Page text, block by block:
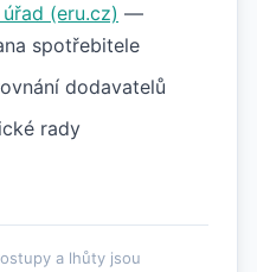
(eru.cz) —
spotřebitele
dodavatelů
rady
a lhůty jsou